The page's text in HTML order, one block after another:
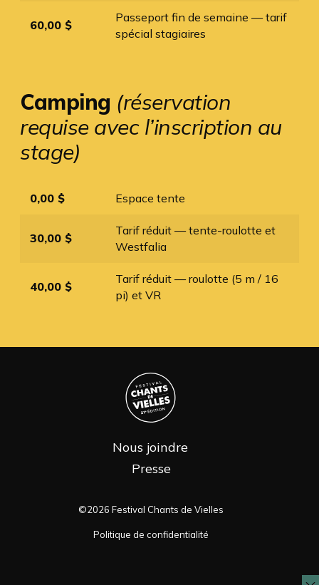
60,00 $
Passeport fin de semaine — tarif
spécial stagiaires
Camping (réservation
requise avec l’inscription au
stage)
0,00 $ Espace tente
30,00 $
Tarif réduit — tente-roulotte et
Westfalia
40,00 $
Tarif réduit — roulotte (5 m / 16
pi) et VR
Nous joindre
Presse
©2026 Festival Chants de Vielles
Politique de confidentialité